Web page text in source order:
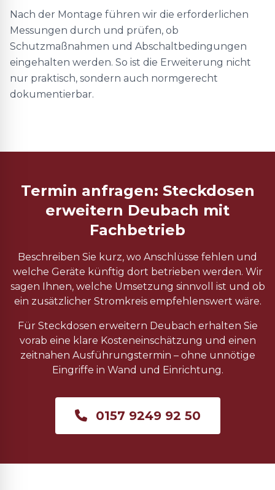
Nach der Montage führen wir die erforderlichen
Messungen durch und prüfen, ob
Schutzmaßnahmen und Abschaltbedingungen
eingehalten werden. So ist die Erweiterung nicht
nur praktisch, sondern auch normgerecht
dokumentierbar.
Termin anfragen: Steckdosen
erweitern Deubach mit
Fachbetrieb
Beschreiben Sie kurz, wo Anschlüsse fehlen und
welche Geräte künftig dort betrieben werden. Wir
sagen Ihnen, welche Umsetzung sinnvoll ist und ob
ein zusätzlicher Stromkreis empfehlenswert wäre.
Für Steckdosen erweitern Deubach erhalten Sie
vorab eine klare Kosteneinschätzung und einen
zeitnahen Ausführungstermin – ohne unnötige
Eingriffe in Wand und Einrichtung.
0157 9249 92 50